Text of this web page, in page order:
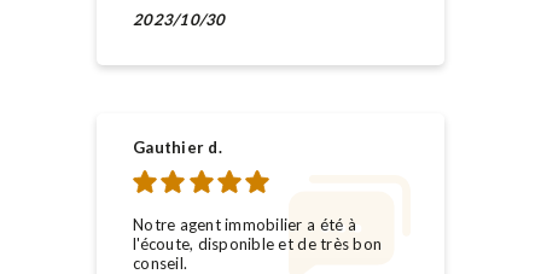
2023/10/30
Gauthier d.
Notre agent immobilier a été à
l'écoute, disponible et de très bon
conseil.